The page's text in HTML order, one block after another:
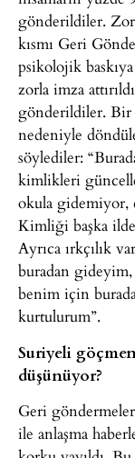
gönderildiler.
kısmı Geri
psikolojik
zorla imza
gönderildiler. Bir
nedeniyle
söylediler:
kimlikleri
okula gidemiyor,
Kimliği başka
Ayrıca ırkçılık
buradan gideyim,
benim için
kurtulurum”.
Suriyeli
düşünüyor?
Geri
ile anlaşma